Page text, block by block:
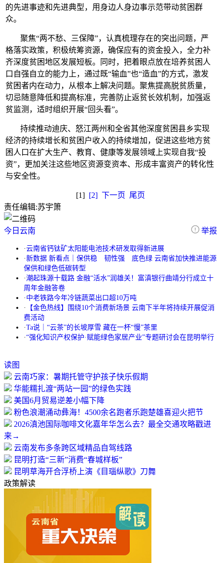
的先进事迹和先进典型，用身边人身边事示范带动贫困群
众。
聚焦“两不愁、三保障”，认真梳理存在的突出问题，严
格落实政策，积极统筹资源，确保应有的资金投入，全力补
齐深度贫困地区发展短板。同时，把着眼点放在培养贫困人
口自强自立的能力上，通过既“输血”也“造血”的方式，激发
贫困者内在动力，从根本上解决问题。聚焦提高脱贫质量，
切忌随意降低和提高标准，完善防止返贫长效机制，加强返
贫监测，适时组织开展“回头看”。
持续推动迪庆、怒江两州和全省其他深度贫困县乡实现
经济的持续增长和贫困户收入的持续增加，促进这些地方贫
困人口在扩大生产、教育、健康等发展领域上实现自我“投
资”，更加关注这些地区资源变资本、形成丰富资产的转化性
与安全性。
[1] [2] 下一页 尾页
责任编辑:苏宇箫
今日云南 举报
·云南省钙钛矿太阳能电池技术研发取得新进展
·新数据 新看点｜保供稳 韧性强 底色绿 云南省加快推进能源
保供和绿色低碳转型
·潮起珠源十载路 金融“活水”润雄关！富滇银行曲靖分行成立十
周年金融答卷
· 中老铁路今年冷链蔬菜出口超10万吨
·
【金色热线】围绕10个消费新场景 云南下半年将持续开展促消
费活动
·Ta说｜“云茶”的长坡厚雪 藏在一杯“慢”茶里
·“强化知识产权保护·赋能绿色家居产业”专题研讨会在昆明举行
读图
云南巧家：暑期托管守护孩子快乐假期
华能糯扎渡“两站一园”的绿色实践
美国6月贸易逆差小幅下降
粉色浪潮涌动彝海！4500余名跑者乐跑楚雄喜迎火把节
2026滇池国际咖啡文化嘉年华怎么去？最全交通攻略戳进
来→
云南发布多条跨区域精品自驾线路
昆明打造“三新”消费“春城样板”
昆明草海开合浮桥上演《目瑙纵歌》刀舞
政策解读